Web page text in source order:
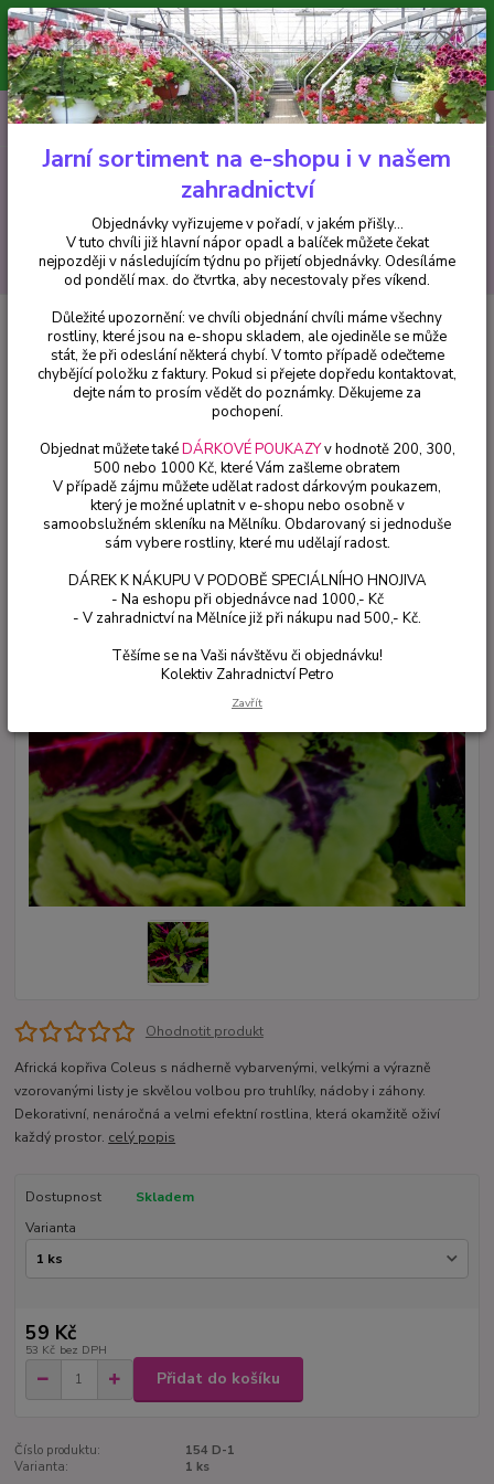
Minimální hodnota pro odeslání z e-shopu je 300 Kč.
V tuto chvíli již hlavní nápor objednávek opadl a balíček můžete čekat
nejpozději v následujícím týdnu po přijetí objednávky. Objednávky
vyřizujeme v pořadí, v jakém přišly...
CZK
Hledat
+420 602 223 614 0ks
za0 Kč
Africké kopřivy, Coleusy
Coleus- Africká kopřiva- krásně vybarvená
- 1 ks
Coleus- Africká kopřiva- krásně
vybarvená - 1 ks
Ohodnotit produkt
Africká kopřiva Coleus s nádherně vybarvenými, velkými a výrazně
vzorovanými listy je skvělou volbou pro truhlíky, nádoby i záhony.
Dekorativní, nenáročná a velmi efektní rostlina, která okamžitě oživí
každý prostor. celý popis
Dostupnost
Skladem
Varianta
59 Kč
53 Kč bez DPH
Přidat do košíku
Číslo produktu:
154 D-1
Varianta:
1 ks
Jarní sortiment na e-shopu i v našem
zahradnictví
Objednávky vyřizujeme v pořadí, v jakém přišly...
V tuto chvíli již hlavní nápor opadl a balíček můžete čekat
nejpozději v následujícím týdnu po přijetí objednávky. Odesíláme
od pondělí max. do čtvrtka, aby necestovaly přes víkend.
Důležité upozornění: ve chvíli objednání chvíli máme všechny
rostliny, které jsou na e-shopu skladem, ale ojediněle se může
stát, že při odeslání některá chybí. V tomto případě odečteme
chybějící položku z faktury. Pokud si přejete dopředu kontaktovat,
dejte nám to prosím vědět do poznámky. Děkujeme za
pochopení.
Objednat můžete takéDÁRKOVÉ POUKAZYv hodnotě 200, 300,
500 nebo 1000 Kč, které Vám zašleme obratem
V případě zájmu můžete udělat radost dárkovým poukazem,
který je možné uplatnit v e-shopu nebo osobně v
samoobslužném skleníku na Mělníku. Obdarovaný si jednoduše
sám vybere rostliny, které mu udělají radost.
DÁREK K NÁKUPU V PODOBĚ SPECIÁLNÍHO HNOJIVA
- Na eshopu při objednávce nad 1000,- Kč
- V zahradnictví na Mělníce již při nákupu nad 500,- Kč.
Těšíme se na Vaši návštěvu či objednávku!
Kolektiv Zahradnictví Petro
Zavřít